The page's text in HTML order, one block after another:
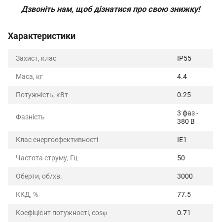
Дзвоніть нам, щоб дізнатися про свою знижку!
Характеристики
Захист, клас IP55
Маса, кг 4.4
Потужність, кВт 0.25
Фазність
3 фаз -
380 В
Клас енергоефективності IE1
Частота струму, Гц 50
Оберти, об/хв. 3000
ККД, % 77.5
Коефіцієнт потужності, cosφ 0.71